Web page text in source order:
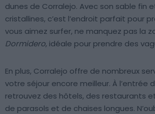
dunes de Corralejo. Avec son sable fin
cristallines, c’est l’endroit parfait pour
vous aimez surfer, ne manquez pas la
Dormidero, idéale pour prendre des
En plus, Corralejo offre de nombreux
votre séjour encore meilleur. À l’entrée
retrouvez des hôtels, des restaurants
de parasols et de chaises longues.